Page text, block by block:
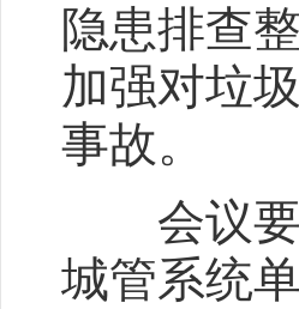
隐患排查
加强对垃
事故。
会议要
城管系统